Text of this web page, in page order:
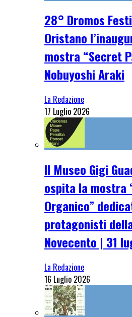
28° Dromos
Oristano
mostra “Secret
Nobuyoshi Araki
La Redazione
17 Luglio 2026
Il Museo Gigi
ospita la mostra
Organico”
protagonisti
Novecento | 31
La Redazione
16 Luglio 2026